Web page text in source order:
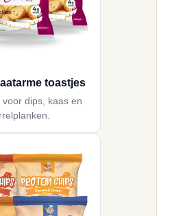
toastjes
voor dips, kaas en